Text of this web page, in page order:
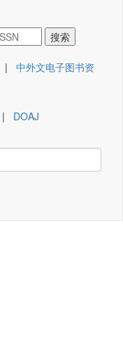
| 中外文电子图书资
| DOAJ